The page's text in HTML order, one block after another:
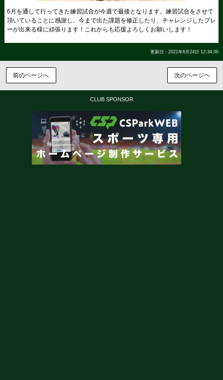
6月を通して行ってきた練習試合が今週で最後となります。練習試合をさせて
頂いていることに感謝し、今まで出た課題を修正したり、チャレンジしたプレ
ーが出来る様に頑張ります！これからも応援よろしくお願いします！
更新日：2021年6月24日 12:34:00
前のページへ 次のページヘ
CLUB SPONSOR